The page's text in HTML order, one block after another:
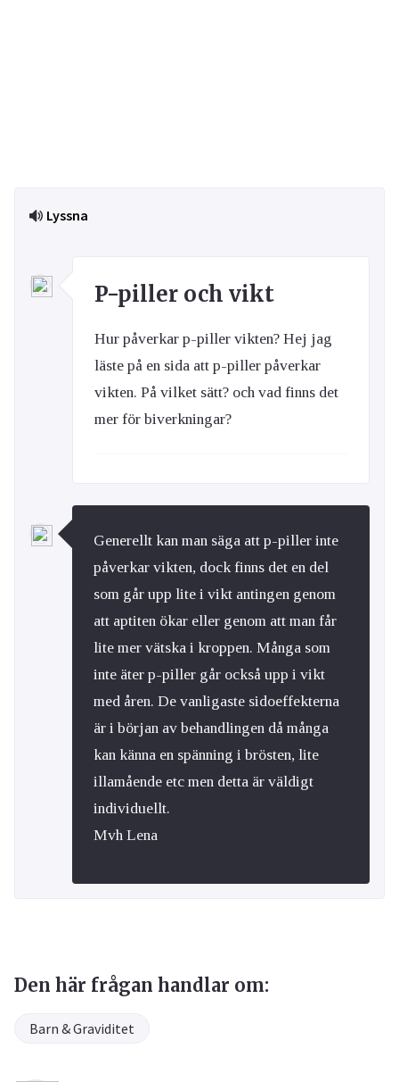
Lyssna
P-piller och vikt
Hur påverkar p-piller vikten? Hej jag
läste på en sida att p-piller påverkar
vikten. På vilket sätt? och vad finns det
mer för biverkningar?
Generellt kan man säga att p-piller inte
påverkar vikten, dock finns det en del
som går upp lite i vikt antingen genom
att aptiten ökar eller genom att man får
lite mer vätska i kroppen. Många som
inte äter p-piller går också upp i vikt
med åren. De vanligaste sidoeffekterna
är i början av behandlingen då många
kan känna en spänning i brösten, lite
illamående etc men detta är väldigt
individuellt.
Mvh Lena
Den här frågan handlar om:
Barn & Graviditet